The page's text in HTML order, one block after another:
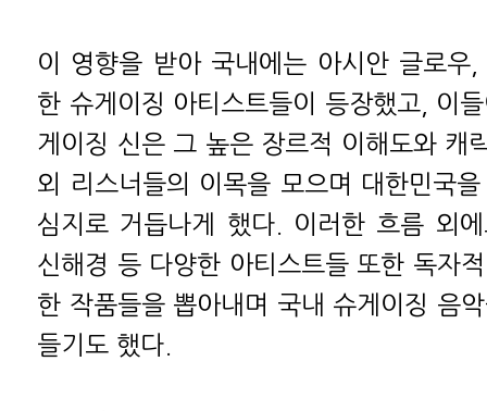
이 영향을 받아 국내에는 아시안 글로우
한 슈게이징 아티스트들이 등장했고, 이
게이징 신은 그 높은 장르적 이해도와 캐
외 리스너들의 이목을 모으며 대한민국
심지로 거듭나게 했다. 이러한 흐름 외
신해경 등 다양한 아티스트들 또한 독자
한 작품들을 뽑아내며 국내 슈게이징 음
들기도 했다.